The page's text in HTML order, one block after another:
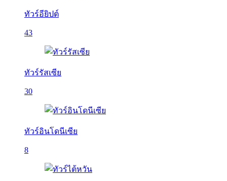
ทัวร์อียิปต์
43
ทัวร์รัสเซีย
30
ทัวร์อินโดนีเซีย
8